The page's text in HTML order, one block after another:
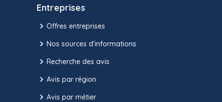
Entreprises
Offres entreprises
Nos sources d'informations
Recherche des avis
Avis par région
Avis par métier